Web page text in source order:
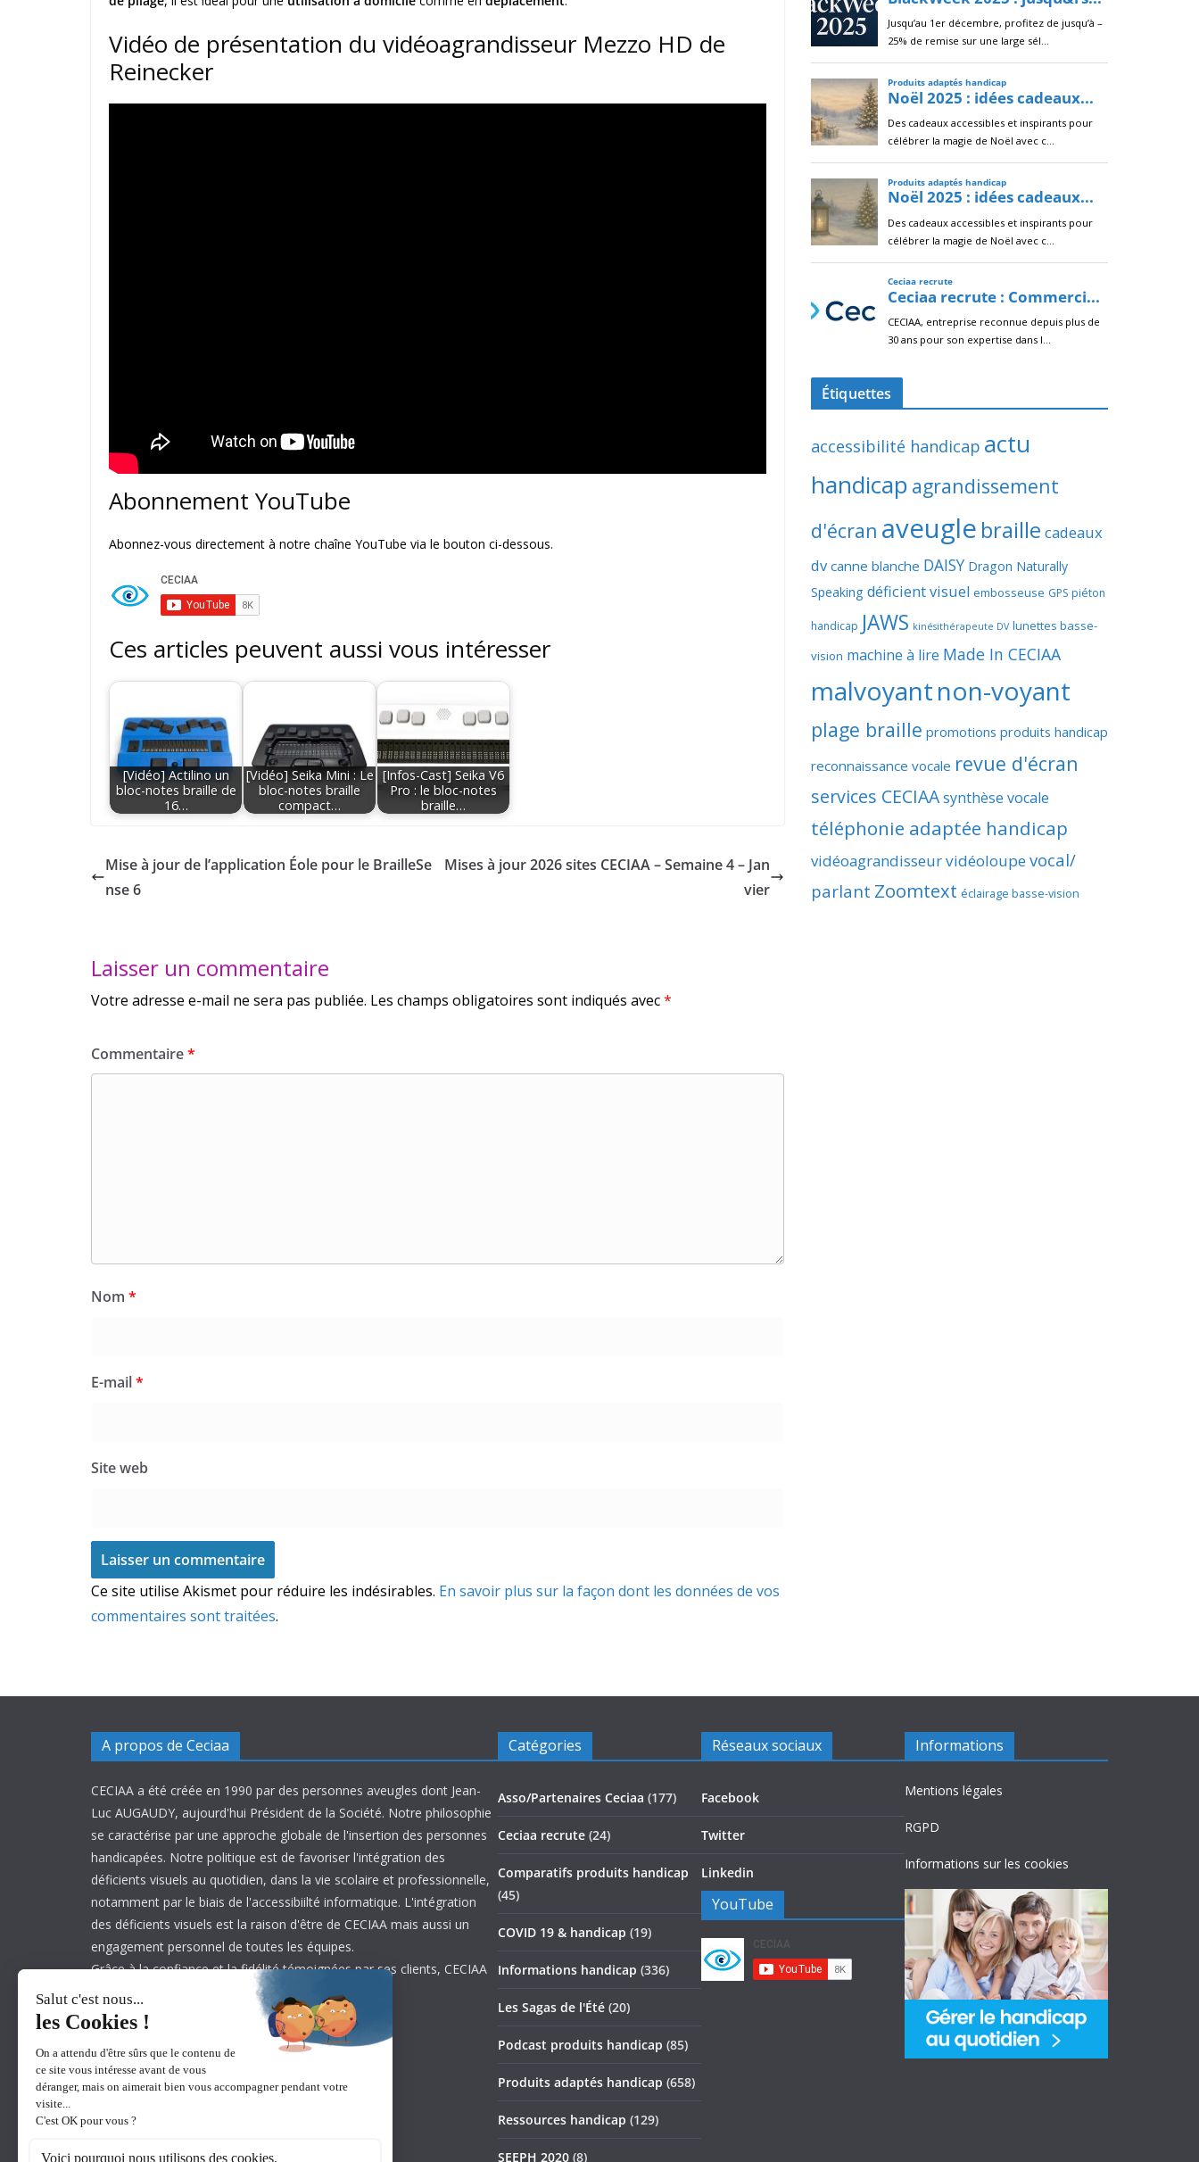
Vidéo de présentation du vidéoagrandisseur Mezzo HD de
Reinecker
Abonnement YouTube
Abonnez-vous directement à notre chaîne YouTube via le bouton ci-dessous.
Ces articles peuvent aussi vous intéresser
[Vidéo] Actilino un
bloc-notes braille de
16…
[Vidéo] Seika Mini : Le
bloc-notes braille
compact…
[Infos-Cast] Seika V6
Pro : le bloc-notes
braille…
Mise à jour de l’application Éole pour le BrailleSe
nse 6
Mises à jour 2026 sites CECIAA – Semaine 4 – Jan
vier
Laisser un commentaire
Votre adresse e-mail ne sera pas publiée. Les champs obligatoires sont indiqués avec*
Commentaire*
Nom *
E-mail*
Site web
Ce site utilise Akismet pour réduire les indésirables. En savoir plus sur la façon dont les données de vos
commentaires sont traitées.
Étiquettes
accessibilité handicap actu
handicap agrandissement
d'écran aveugle braille cadeaux
dv canne blanche DAISY Dragon Naturally
Speaking déficient visuel embosseuse GPS piéton
handicap JAWS kinésithérapeute DV lunettes basse-
vision machine à lire Made In CECIAA
malvoyantnon-voyant
plage braille promotions produits handicap
reconnaissance vocale revue d'écran
services CECIAAsynthèse vocale
téléphonie adaptée handicap
vidéoagrandisseurvidéoloupevocal/
parlant Zoomtext éclairage basse-vision
A propos de Ceciaa
CECIAA a été créée en 1990 par des personnes aveugles dont Jean-
Luc AUGAUDY, aujourd'hui Président de la Société. Notre philosophie
se caractérise par une approche globale de l'insertion des personnes
handicapées. Notre politique est de favoriser l'intégration des
déficients visuels au quotidien, dans la vie scolaire et professionnelle,
notamment par le biais de l'accessibiilté informatique. L'intégration
des déficients visuels est la raison d'être de CECIAA mais aussi un
engagement personnel de toutes les équipes.
Grâce à la confiance et la fidélité témoignées par ses clients, CECIAA
est aujourd’hui leader sur son marché.
Catégories
Asso/Partenaires Ceciaa (177)
Ceciaa recrute (24)
Comparatifs produits handicap
(45)
COVID 19 & handicap (19)
Informations handicap (336)
Les Sagas de l'Été (20)
Podcast produits handicap (85)
Produits adaptés handicap (658)
Ressources handicap (129)
SEEPH 2020 (8)
Réseaux sociaux
Facebook
Twitter
Linkedin
YouTube
Informations
Mentions légales
RGPD
Informations sur les cookies